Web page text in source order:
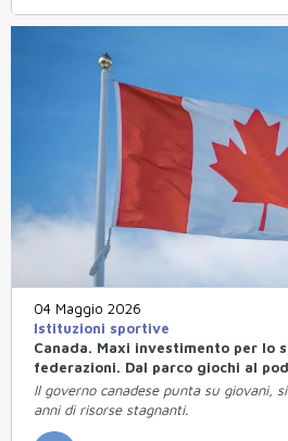
04 Maggio 2026
Istituzioni sportive
Canada. Maxi investimento per lo
federazioni. Dal parco giochi al
Il governo canadese punta su giovani,
anni di risorse stagnanti.